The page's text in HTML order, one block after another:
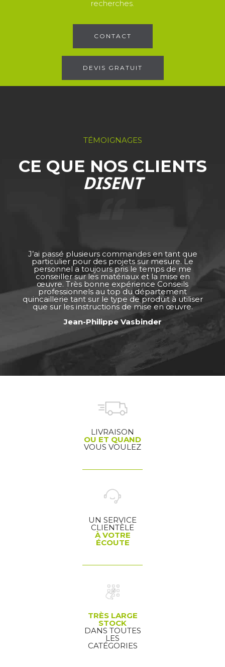
recherches.
CONTACT
DEVIS GRATUIT
TÉMOIGNAGES
CE QUE NOS CLIENTS
DISENT
J’ai passé plusieurs commandes en tant que
particulier pour des projets sur mesure. Le
personnel a toujours pris le temps de me
conseiller sur les matériaux et la mise en
œuvre. Très bonne expérience Conseils
professionnels au top du département
quincaillerie tant sur le type de produit à utiliser
que sur les instructions de mise en œuvre.
Jean-Philippe Vasbinder
LIVRAISON
OU ET QUAND
VOUS VOULEZ
UN SERVICE
CLIENTÈLE
À VOTRE
ÉCOUTE
TRÈS LARGE
STOCK
DANS TOUTES
LES
CATÉGORIES